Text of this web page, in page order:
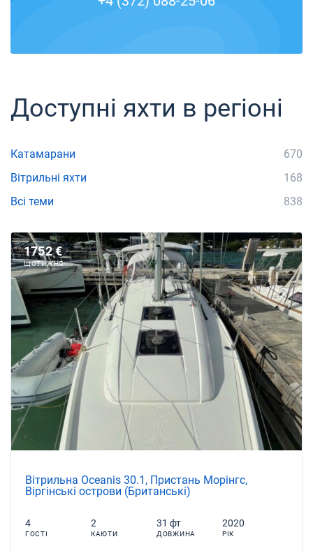
Доступні яхти в регіоні
Катамарани
670
Вітрильні яхти
168
Всі теми
838
1752 €
ЩОТИЖНЯ
Вітрильна Oceanis 30.1, Пристань Морінгс,
Віргінські острови (Британські)
4
ГОСТІ
2
КАЮТИ
31 фт
ДОВЖИНА
2020
РІК